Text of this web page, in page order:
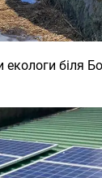
екологи біля